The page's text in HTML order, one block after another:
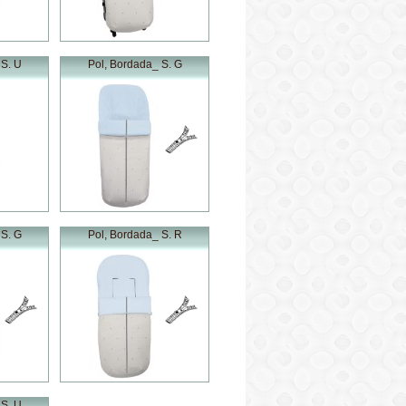
U Pol, Bordada_ S. G
G Pol, Bordada_ S. R